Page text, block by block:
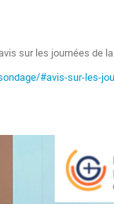
sur les journées de
#avis-sur-les-